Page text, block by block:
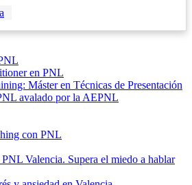
en PNL
Máster en Técnicas de Presentación
avalado por la AEPNL
con PNL
Valencia. Supera el miedo a hablar